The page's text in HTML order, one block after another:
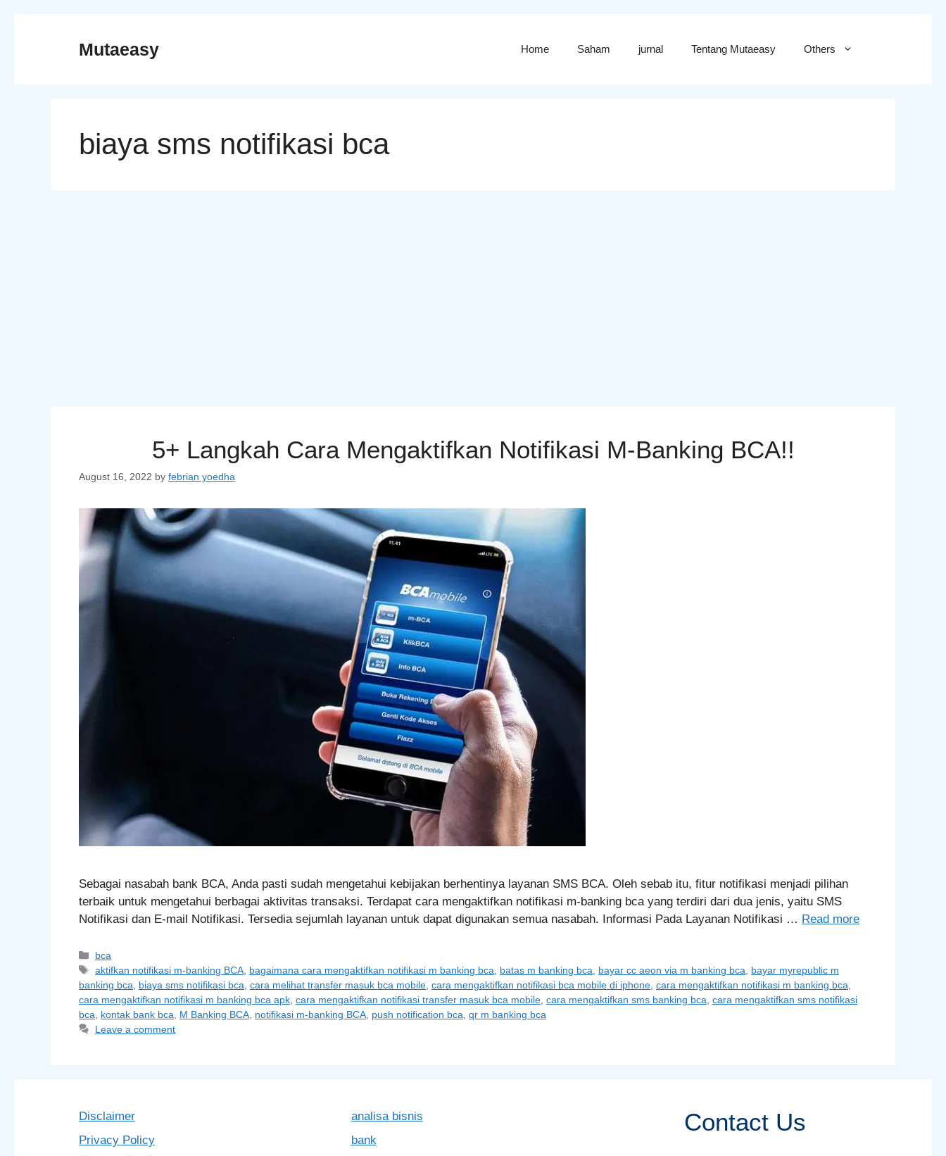
Mutaeasy Home Saham jurnal Tentang Mutaeasy Others
biaya sms notifikasi bca
5+ Langkah Cara Mengaktifkan Notifikasi M-Banking BCA!!
August 16, 2022 by febrian yoedha
Sebagai nasabah bank BCA, Anda pasti sudah mengetahui kebijakan berhentinya layanan SMS BCA. Oleh sebab itu, fitur notifikasi menjadi pilihan
terbaik untuk mengetahui berbagai aktivitas transaksi. Terdapat cara mengaktifkan notifikasi m-banking bca yang terdiri dari dua jenis, yaitu SMS
Notifikasi dan E-mail Notifikasi. Tersedia sejumlah layanan untuk dapat digunakan semua nasabah. Informasi Pada Layanan Notifikasi … Read more
Categories
bca
Tags
aktifkan notifikasi m-banking BCA bagaimana cara mengaktifkan notifikasi m banking bca batas m banking bca bayar cc aeon via m banking bca
bayar myrepublic m
banking bca
biaya sms notifikasi bca cara melihat transfer masuk bca mobile cara mengaktifkan notifikasi bca mobile di iphone cara mengaktifkan notifikasi m banking bca
cara mengaktifkan notifikasi m banking bca apk cara mengaktifkan notifikasi transfer masuk bca mobile cara mengaktifkan sms banking bca cara mengaktifkan sms notifikasi
bca
kontak bank bca M Banking BCA notifikasi m-banking BCA push notification bca qr m banking bca
Leave a comment
Disclaimer
Privacy Policy
analisa bisnis
bank
Contact Us